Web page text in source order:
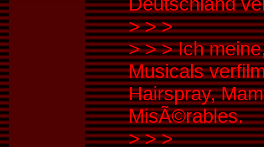
>>>
>>> Ich
Musicals
Hairspray,
MisÃ©rables.
>>>